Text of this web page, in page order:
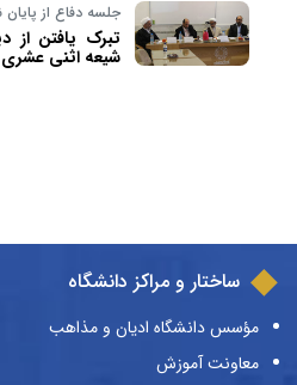
جلسه دفاع از پایان
تبرک یافتن از
شیعه اثنی عشری
ساختار و مراکز دانشگاه
مؤسس دانشگاه ادیان و مذاهب
معاونت آموزش